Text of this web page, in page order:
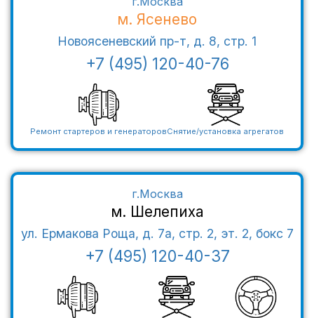
м. Ясенево
Новоясеневский пр-т, д. 8, стр. 1
+7 (495) 120-40-76
Ремонт стартеров и генераторовСнятие/установка агрегатов
г.Москва
м. Шелепиха
ул. Ермакова Роща, д. 7а, стр. 2, эт. 2, бокс 7
+7 (495) 120-40-37